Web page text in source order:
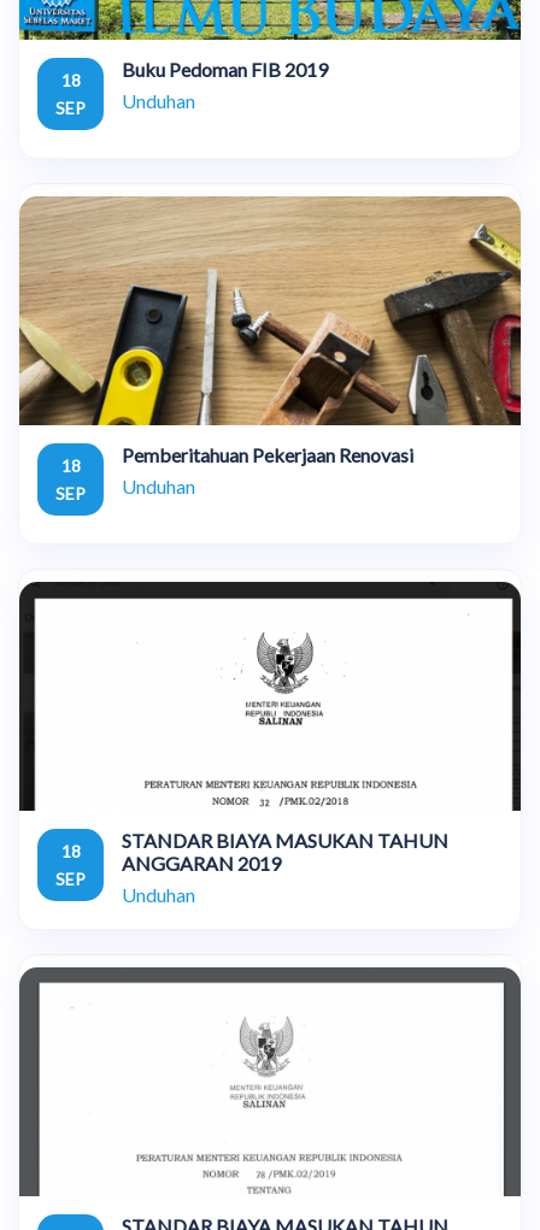
18
SEP
Buku Pedoman FIB 2019
Unduhan
18
SEP
Pemberitahuan Pekerjaan Renovasi
Unduhan
18
SEP
STANDAR BIAYA MASUKAN TAHUN
ANGGARAN 2019
Unduhan